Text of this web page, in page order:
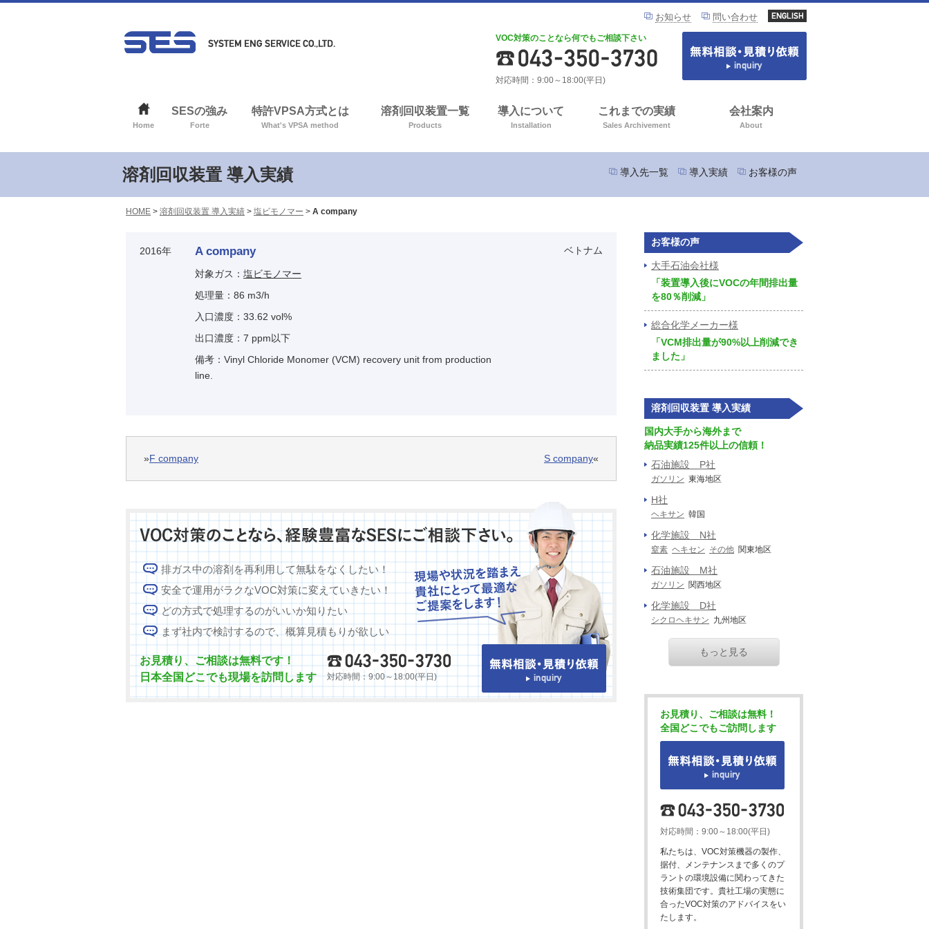
お知らせ 問い合わせ
VOC対策のことなら何でもご相談下さい
対応時間：9:00～18:00(平日)
Home
SESの強み
Forte
特許VPSA方式とは
What's VPSA method
溶剤回収装置一覧
Products
導入について
Installation
これまでの実績
Sales Archivement
会社案内
About
溶剤回収装置 導入実績 導入先一覧 導入実績 お客様の声
HOME > 溶剤回収装置 導入実績 > 塩ビモノマー > A company
2016年 A company
対象ガス： 塩ビモノマー
処理量：86 m3/h
入口濃度：33.62 vol%
出口濃度：7 ppm以下
備考：Vinyl Chloride Monomer (VCM) recovery unit from production
line.
ベトナム
»F company S company«
排ガス中の溶剤を再利用して無駄をなくしたい！
安全で運用がラクなVOC対策に変えていきたい！
どの方式で処理するのがいいか知りたい
まず社内で検討するので、概算見積もりが欲しい
お見積り、ご相談は無料です！
日本全国どこでも現場を訪問します
対応時間：9:00～18:00(平日)
お客様の声
大手石油会社様
「装置導入後にVOCの年間排出量
を80％削減」
総合化学メーカー様
「VCM排出量が90%以上削減でき
ました」
溶剤回収装置 導入実績
国内大手から海外まで
納品実績125件以上の信頼！
石油施設 P社
ガソリン 東海地区
H社
ヘキサン 韓国
化学施設 N社
窒素 ヘキセン その他 関東地区
石油施設 M社
ガソリン 関西地区
化学施設 D社
シクロヘキサン 九州地区
もっと見る
お見積り、ご相談は無料！
全国どこでもご訪問します
対応時間：9:00～18:00(平日)
私たちは、VOC対策機器の製作、
据付、メンテナンスまで多くのプ
ラントの環境設備に関わってきた
技術集団です。貴社工場の実態に
合ったVOC対策のアドバイスをい
たします。